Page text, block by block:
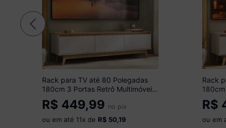
Rack para TV até 80 Polegadas
180cm 3 Portas Retrô Multimóveis
MP1103 Madeirado/Branco
R$ 449,99 no pix
ou em até 11x de R$ 50,19
Rack
R$
ou em